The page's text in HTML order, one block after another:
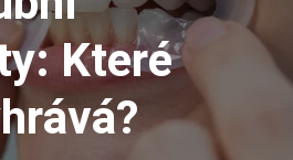
Které